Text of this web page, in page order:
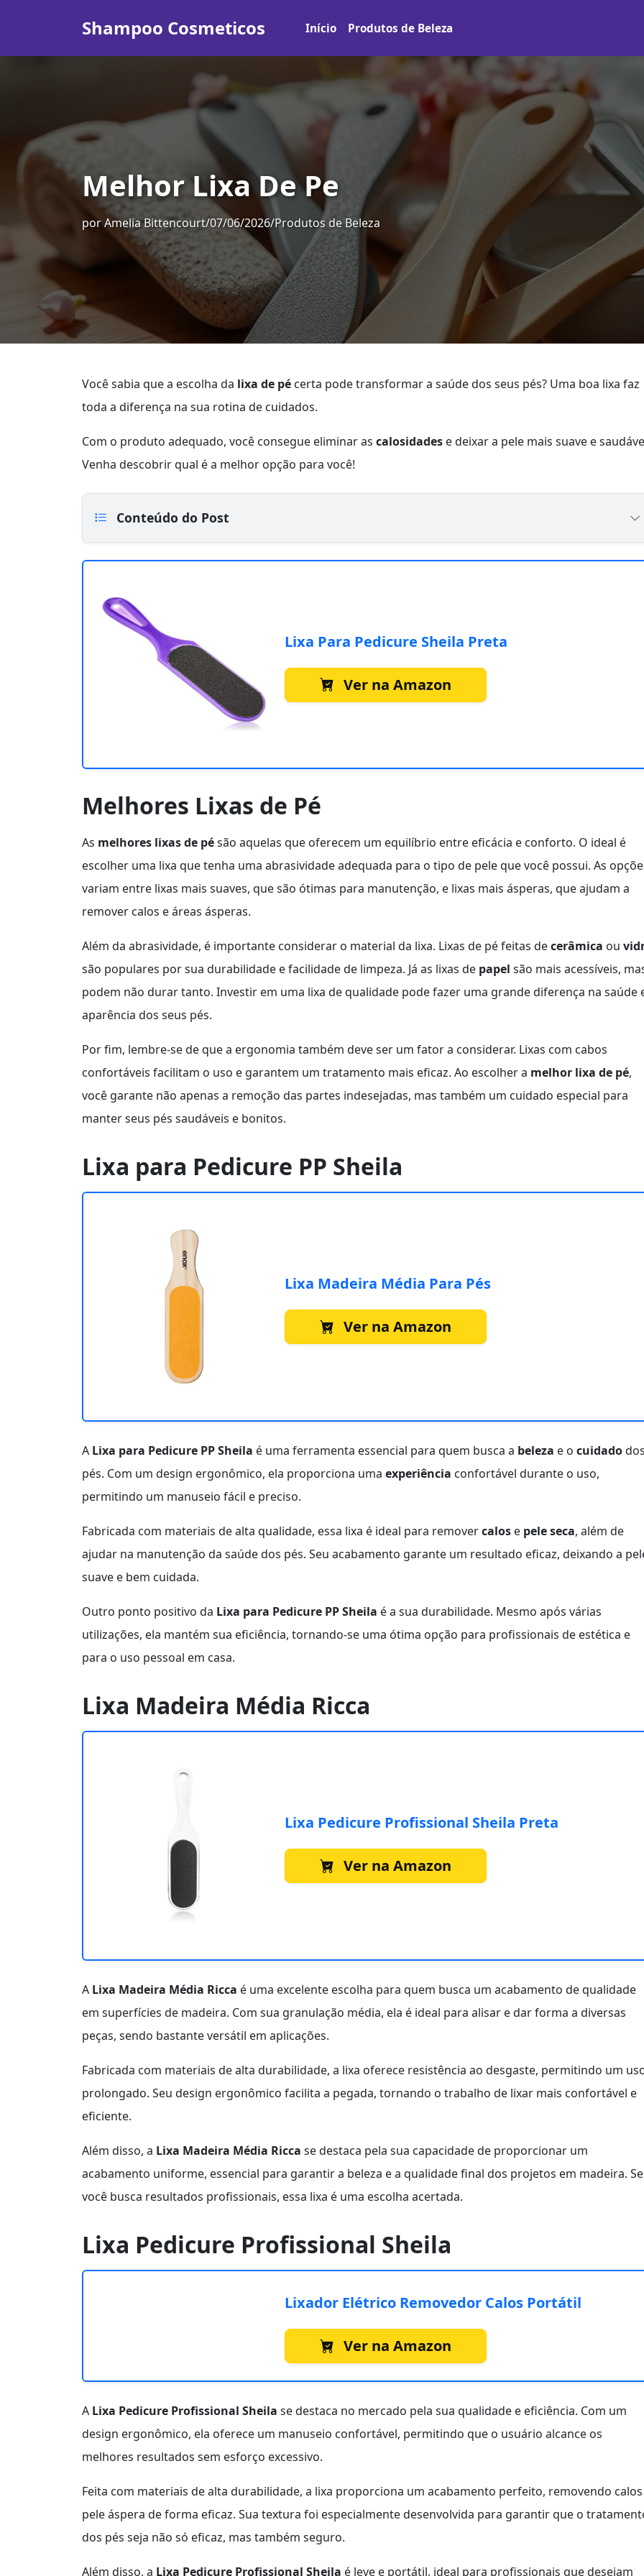
Shampoo Cosmeticos Início Produtos de Beleza
Melhor Lixa De Pe
porAmelia Bittencourt/07/06/2026/Produtos de Beleza
Você sabia que a escolha da lixa de pé certa pode transformar a saúde dos seus pés? Uma boa lixa faz
toda a diferença na sua rotina de cuidados.
Com o produto adequado, você consegue eliminar as calosidades e deixar a pele mais suave e
Venha descobrir qual é a melhor opção para você!
Conteúdo do Post
Lixa Para Pedicure Sheila Preta
Ver na Amazon
Melhores Lixas de Pé
As melhores lixas de pésão aquelas que oferecem um equilíbrio entre eficácia e conforto. O ideal é
escolher uma lixa que tenha uma abrasividade adequada para o tipo de pele que você possui. As
variam entre lixas mais suaves, que são ótimas para manutenção, e lixas mais ásperas, que ajudam a
remover calos e áreas ásperas.
Além da abrasividade, é importante considerar o material da lixa. Lixas de pé feitas decerâmica ou
são populares por sua durabilidade e facilidade de limpeza. Já as lixas de papel são mais acessíveis,
podem não durar tanto. Investir em uma lixa de qualidade pode fazer uma grande diferença na saúde
aparência dos seus pés.
Por fim, lembre-se de que a ergonomia também deve ser um fator a considerar. Lixas com cabos
confortáveis facilitam o uso e garantem um tratamento mais eficaz. Ao escolher a melhor lixa de pé,
você garante não apenas a remoção das partes indesejadas, mas também um cuidado especial para
manter seus pés saudáveis e bonitos.
Lixa para Pedicure PP Sheila
Lixa Madeira Média Para Pés
Ver na Amazon
A Lixa para Pedicure PP Sheila é uma ferramenta essencial para quem busca a beleza e o cuidado
pés. Com um design ergonômico, ela proporciona uma experiência confortável durante o uso,
permitindo um manuseio fácil e preciso.
Fabricada com materiais de alta qualidade, essa lixa é ideal para removercalos e pele seca, além de
ajudar na manutenção da saúde dos pés. Seu acabamento garante um resultado eficaz, deixando a
suave e bem cuidada.
Outro ponto positivo da Lixa para Pedicure PP Sheila é a sua durabilidade. Mesmo após várias
utilizações, ela mantém sua eficiência, tornando-se uma ótima opção para profissionais de estética e
para o uso pessoal em casa.
Lixa Madeira Média Ricca
Lixa Pedicure Profissional Sheila Preta
Ver na Amazon
A Lixa Madeira Média Ricca é uma excelente escolha para quem busca um acabamento de qualidade
em superfícies de madeira. Com sua granulação média, ela é ideal para alisar e dar forma a diversas
peças, sendo bastante versátil em aplicações.
Fabricada com materiais de alta durabilidade, a lixa oferece resistência ao desgaste, permitindo um
prolongado. Seu design ergonômico facilita a pegada, tornando o trabalho de lixar mais confortável e
eficiente.
Além disso, a Lixa Madeira Média Ricca se destaca pela sua capacidade de proporcionar um
acabamento uniforme, essencial para garantir a beleza e a qualidade final dos projetos em madeira. Se
você busca resultados profissionais, essa lixa é uma escolha acertada.
Lixa Pedicure Profissional Sheila
Lixador Elétrico Removedor Calos Portátil
Ver na Amazon
A Lixa Pedicure Profissional Sheila se destaca no mercado pela sua qualidade e eficiência. Com um
design ergonômico, ela oferece um manuseio confortável, permitindo que o usuário alcance os
melhores resultados sem esforço excessivo.
Feita com materiais de alta durabilidade, a lixa proporciona um acabamento perfeito, removendo
pele áspera de forma eficaz. Sua textura foi especialmente desenvolvida para garantir que o
dos pés seja não só eficaz, mas também seguro.
Além disso, a Lixa Pedicure Profissional Sheila é leve e portátil, ideal para profissionais que desejam